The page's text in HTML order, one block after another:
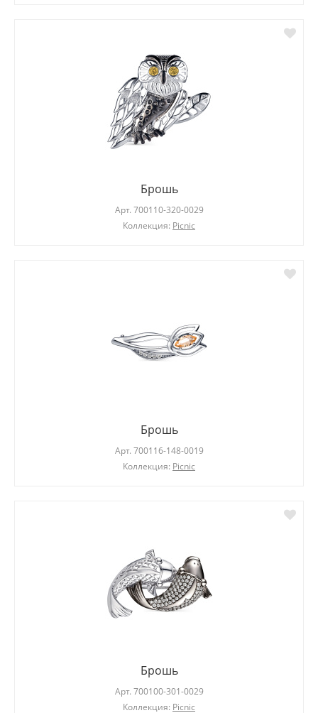
Брошь
Арт. 700110-320-0029
Коллекция: Picnic
Брошь
Арт. 700116-148-0019
Коллекция: Picnic
Брошь
Арт. 700100-301-0029
Коллекция: Picnic